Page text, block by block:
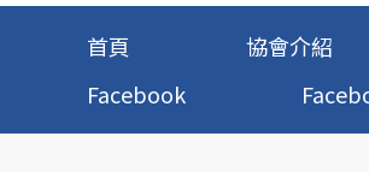
首頁 協會介紹
Facebook